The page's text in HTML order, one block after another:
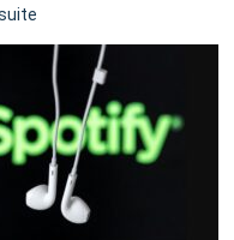
Fini
l’excuse
je
n’ai
pas
de
cash